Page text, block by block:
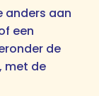
anders aan
een
de
met de